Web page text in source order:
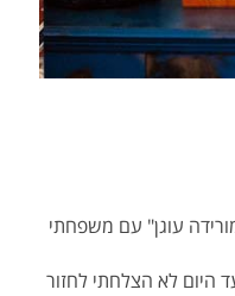
באותה דירה יותר מ-4 שנים ובימים אלה "מורידה עוגן" עם משפחתי
מגיל 5 וחצי דיברתי רק עברית ועד היום לא הצלחתי לחזור